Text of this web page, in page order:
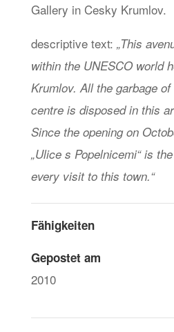
Gallery in Cesky Krumlov.
descriptive text: „This
within the UNESCO world
Krumlov. All the garbage
centre is disposed in this
Since the opening on
„Ulice s Popelnicemi“ is
every visit to this town.“
Fähigkeiten
Gepostet am
2010